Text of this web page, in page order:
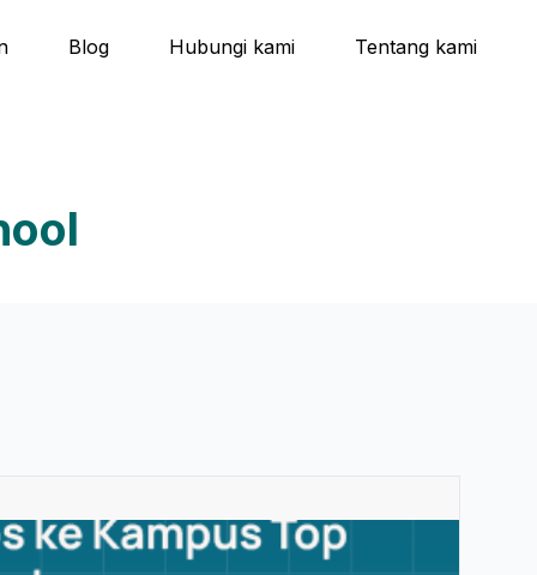
Blog Hubungi kami Tentang kami